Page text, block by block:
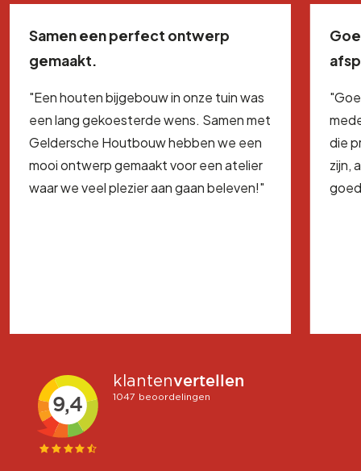
Samen een perfect ontwerp
gemaakt.
"Een houten bijgebouw in onze tuin was
een lang gekoesterde wens. Samen met
Geldersche Houtbouw hebben we een
mooi ontwerp gemaakt voor een atelier
waar we veel plezier aan gaan beleven!"
die
zijn,